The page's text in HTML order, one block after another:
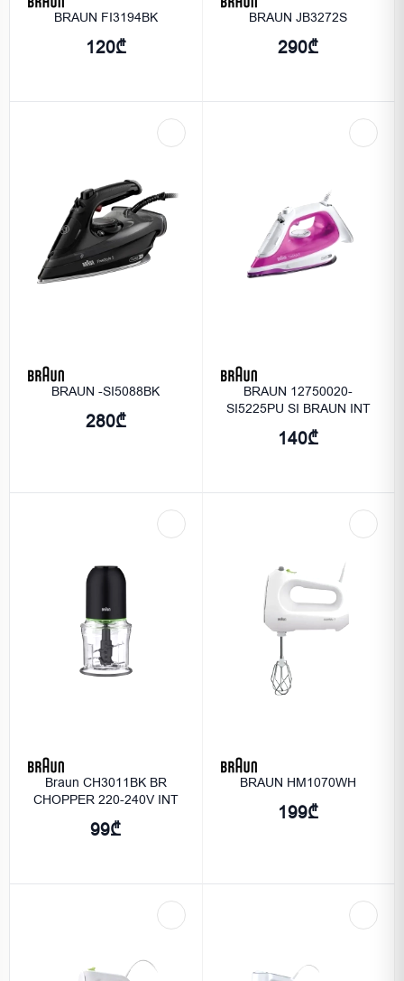
BRAUN FI3194BK
120₾
BRAUN JB3272S
290₾
BRAUN -SI5088BK
280₾
BRAUN 12750020-
SI5225PU SI BRAUN INT
140₾
Braun CH3011BK BR
CHOPPER 220-240V INT
99₾
BRAUN HM1070WH
199₾